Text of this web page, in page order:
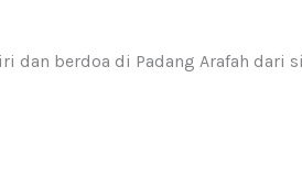
dan berdoa di Padang Arafah dari